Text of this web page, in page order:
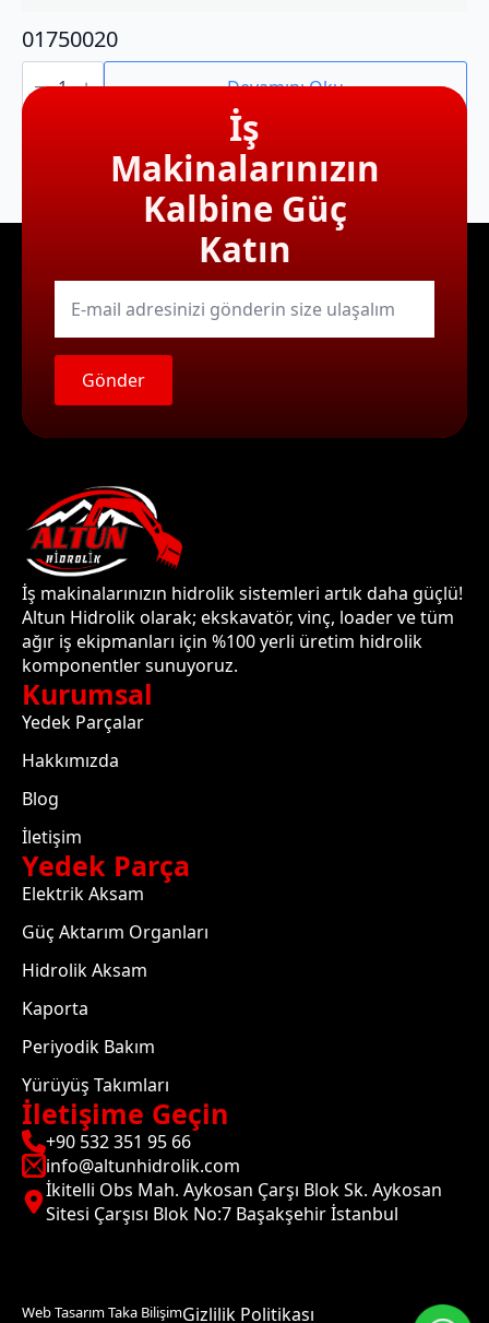
01750020
01750020
adet Devamını Oku
İş
Makinalarınızın
Kalbine Güç
Katın
E-
mail
Gönder
İş makinalarınızın hidrolik sistemleri artık daha güçlü!
Altun Hidrolik olarak; ekskavatör, vinç, loader ve tüm
ağır iş ekipmanları için %100 yerli üretim hidrolik
komponentler sunuyoruz.
Kurumsal
Yedek Parçalar
Hakkımızda
Blog
İletişim
Yedek Parça
Elektrik Aksam
Güç Aktarım Organları
Hidrolik Aksam
Kaporta
Periyodik Bakım
Yürüyüş Takımları
İletişime Geçin
+90 532 351 95 66
info@altunhidrolik.com
İkitelli Obs Mah. Aykosan Çarşı Blok Sk. Aykosan
Sitesi Çarşısı Blok No:7 Başakşehir İstanbul
Web Tasarım Taka BilişimGizlilik Politikası